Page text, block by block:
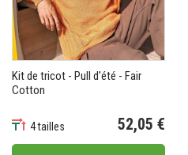
Kit de tricot - Pull d'été - Fair
Cotton
4 tailles 52,05 €